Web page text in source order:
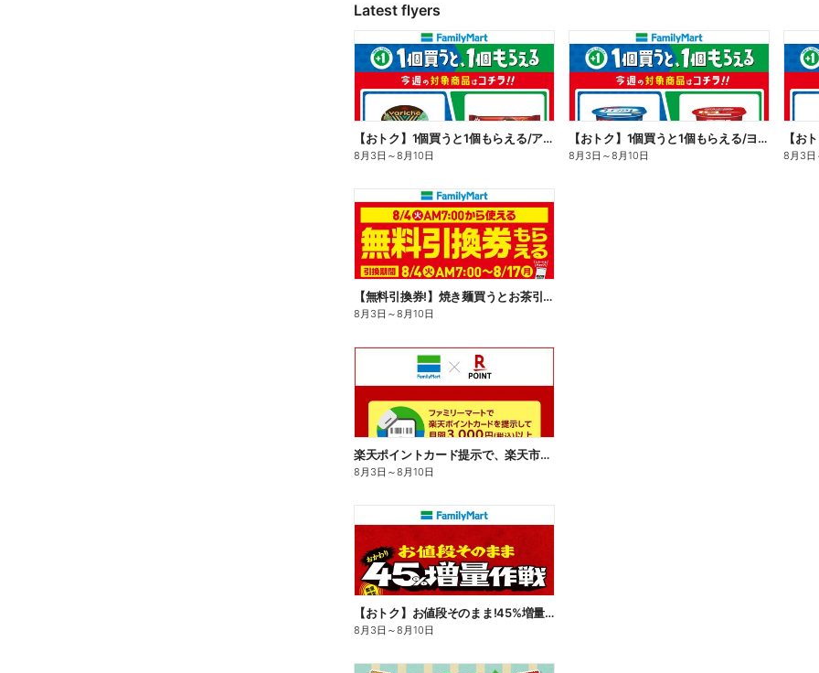
Latest flyers
【おトク】1個買うと1個もらえる/アイス
8月3日 ～8月10日
【おトク】1個買うと1個もらえる/ヨーグルト
8月3日 ～8月10日
【お
8月3日
【無料引換券!】焼き麺買うとお茶引換券貰える!
8月3日 ～8月10日
楽天ポイントカード提示で、楽天市場でのお買い物がおトクに!
8月3日 ～8月10日
【おトク】お値段そのまま!45%増量作戦!
8月3日 ～8月10日